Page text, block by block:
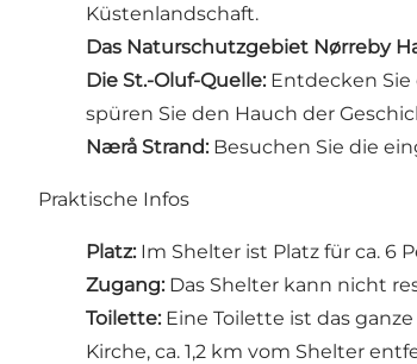
Küstenlandschaft.
Das Naturschutzgebiet Nørreby
Die St.-Oluf-Quelle: Entdecken
spüren Sie den Hauch der
Nærå Strand: Besuchen Sie die
Praktische Infos
Platz: Im Shelter ist Platz für ca. 6
Zugang: Das Shelter kann nicht
Toilette: Eine Toilette ist das
Kirche, ca. 1,2 km vom Shelter